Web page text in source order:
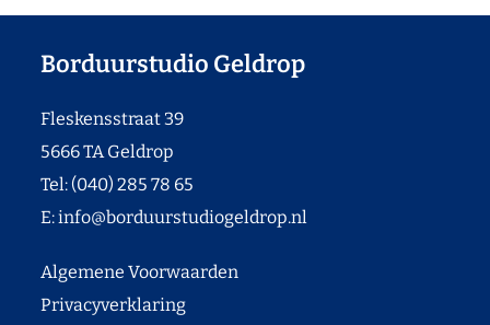
Borduurstudio Geldrop
Fleskensstraat 39
5666 TA Geldrop
Tel: (040) 285 78 65
E:info@borduurstudiogeldrop.nl
Algemene Voorwaarden
Privacyverklaring